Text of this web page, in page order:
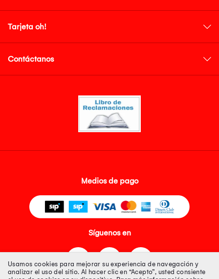
Tarjeta oh!
Contáctanos
Medios de pago
Síguenos en
Usamos cookies para mejorar su experiencia de navegación y
analizar el uso del sitio. Al hacer clic en “Acepto”, usted consiente